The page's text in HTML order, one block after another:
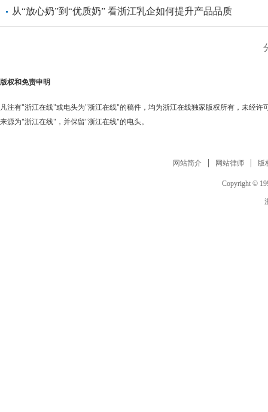
从“放心奶”到“优质奶” 看浙江乳企如何提升产品品质
版权和免责申明
凡注有"浙江在线"或电头为"浙江在线"的稿件，均为浙江在线独家版权所有，未经许
来源为"浙江在线"，并保留"浙江在线"的电头。
网站简介 网站律师 版
Copyright ©